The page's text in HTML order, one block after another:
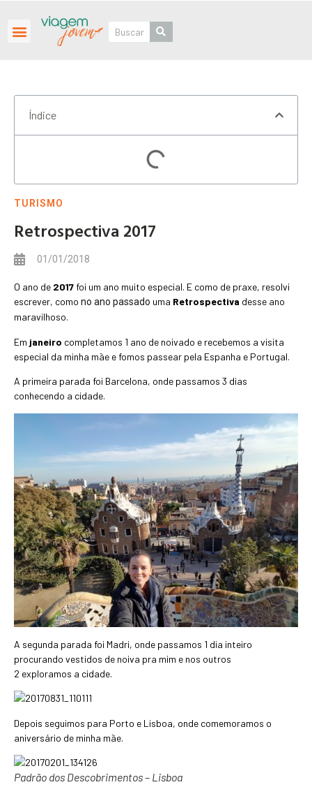
Índice
TURISMO
Retrospectiva 2017
01/01/2018
O ano de 2017foi um ano muito especial. E como de praxe, resolvi
escrever, como no ano passado uma Retrospectiva desse ano
maravilhoso.
Em janeiro completamos 1 ano de noivado e recebemos a visita
especial da minha mãe e fomos passear pela Espanha e Portugal.
A primeira parada foi Barcelona, onde passamos 3 dias
conhecendo a cidade.
A segunda parada foi Madri, onde passamos 1 dia inteiro
procurando vestidos de noiva pra mim e nos outros
2 exploramos a cidade.
Depois seguimos para Porto e Lisboa, onde comemoramos o
aniversário de minha mãe.
Padrão dos Descobrimentos – Lisboa